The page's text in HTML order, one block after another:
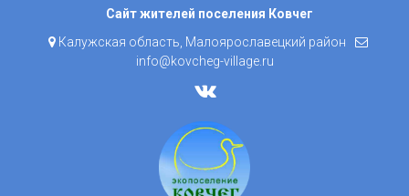
Skip
content
Сайт жителей поселения Ковчег
Калужская область, Малоярославецкий район
info@kovcheg-village.ru